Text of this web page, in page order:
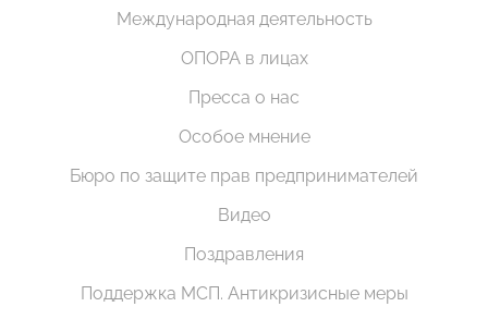
Международная деятельность
ОПОРА в лицах
Пресса о нас
Особое мнение
Бюро по защите прав предпринимателей
Видео
Поздравления
Поддержка МСП. Антикризисные меры